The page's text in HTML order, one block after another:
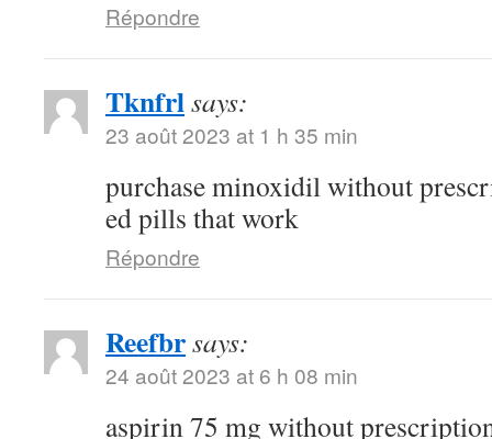
Répondre
Tknfrlsays:
23 août 2023 at 1 h 35 min
purchase minoxidil without
ed pills that work
Répondre
Reefbrsays:
24 août 2023 at 6 h 08 min
aspirin 75 mg without